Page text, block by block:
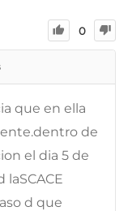
0
que en ella
de
el dia 5 de
laSCACE
d que